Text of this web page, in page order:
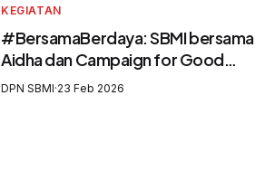
KEGIATAN
#BersamaBerdaya: SBMI bersama
Aidha dan Campaign for Good
Perkuat Purna Pekerja Migran
DPN SBMI·23 Feb 2026